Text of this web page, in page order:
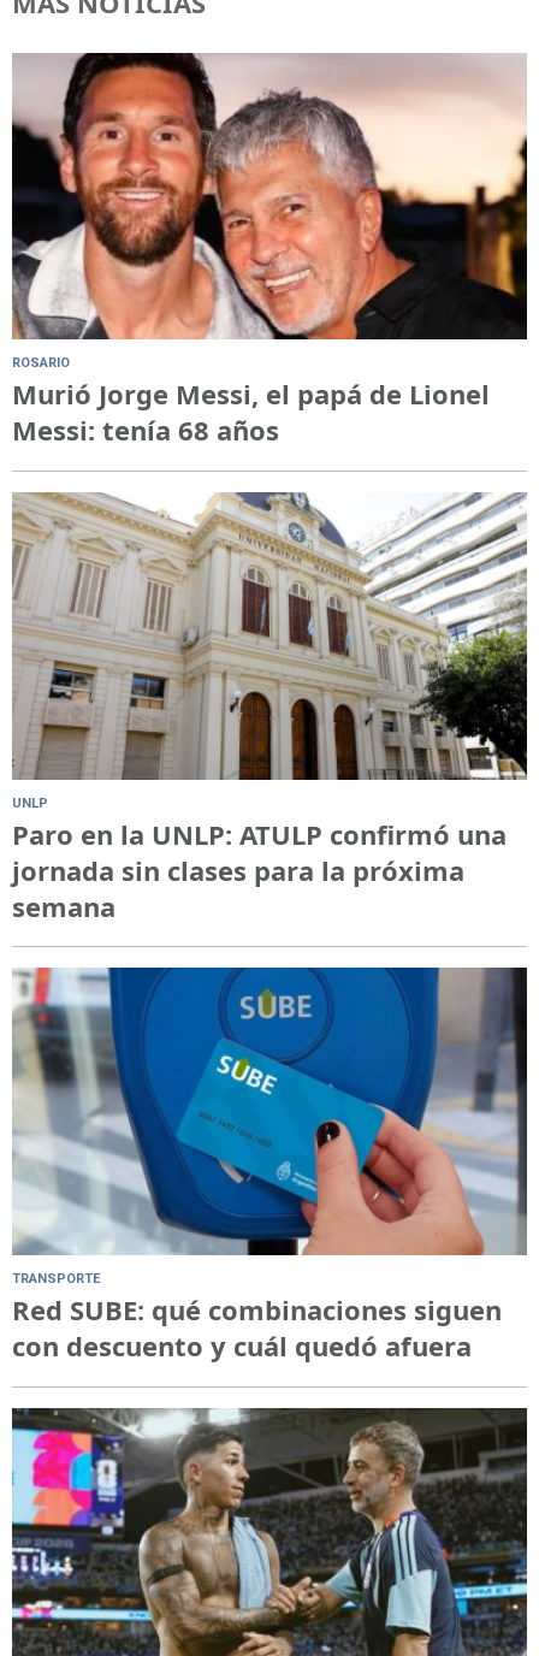
ROSARIO
Murió Jorge Messi, el papá de Lionel
Messi: tenía 68 años
UNLP
Paro en la UNLP: ATULP confirmó una
jornada sin clases para la próxima
semana
TRANSPORTE
Red SUBE: qué combinaciones siguen
con descuento y cuál quedó afuera